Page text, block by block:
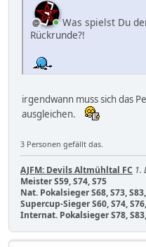
Was spielst Du
Rückrunde?!
irgendwann muss sich das
ausgleichen.
3 Personen gefällt das.
AJFM: Devils Altmühltal FC 1.
Meister S59, S74, S75
Nat. Pokalsieger S68, S73,
Supercup-Sieger S60, S74,
Internat. Pokalsieger S78,